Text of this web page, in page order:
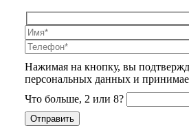
Нажимая на кнопку, вы
персональных данных и
Что больше, 2 или 8?